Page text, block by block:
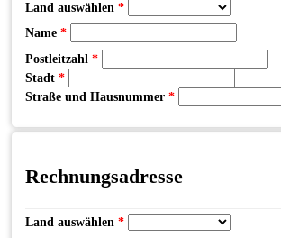
Land auswählen *
Name *
Postleitzahl *
Stadt *
Straße und Hausnummer *
Rechnungsadresse
Land auswählen *